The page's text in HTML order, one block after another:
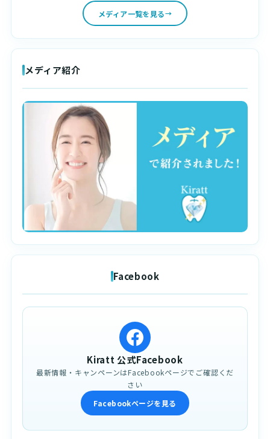
メディア一覧を見る
メディア紹介
Facebook
Kiratt 公式Facebook
最新情報・キャンペーンはFacebookページでご確認くだ
さい
Facebookページを見る